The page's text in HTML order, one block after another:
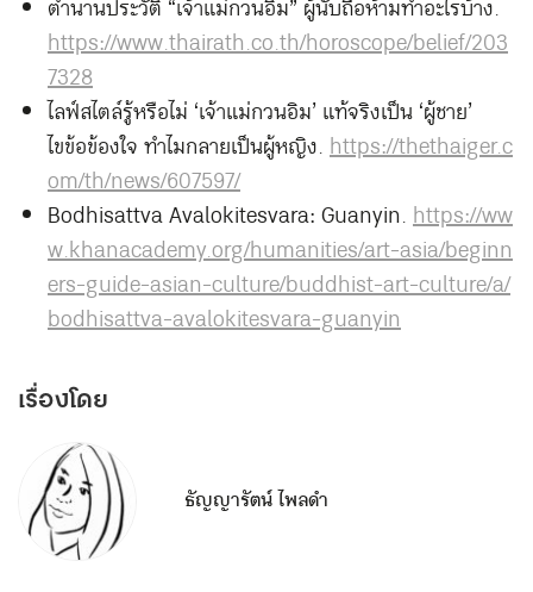
ตำนานประวัติ “เจ้าแม่กวนอิม” ผู้นับถือห้ามทำอะไรบ้าง.
https://www.thairath.co.th/horoscope/belief/203
7328
ไลฟ์สไตล์รู้หรือไม่ ‘เจ้าแม่กวนอิม’ แท้จริงเป็น ‘ผู้ชาย’
ไขข้อข้องใจ ทำไมกลายเป็นผู้หญิง.https://thethaiger.c
om/th/news/607597/
Bodhisattva Avalokitesvara: Guanyin.https://ww
w.khanacademy.org/humanities/art-asia/beginn
ers-guide-asian-culture/buddhist-art-culture/a/
bodhisattva-avalokitesvara-guanyin
เรื่องโดย
ธัญญารัตน์ ไพลดำ